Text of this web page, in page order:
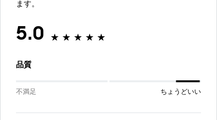
ます。
5.0
品質
不満足 ちょうどいい